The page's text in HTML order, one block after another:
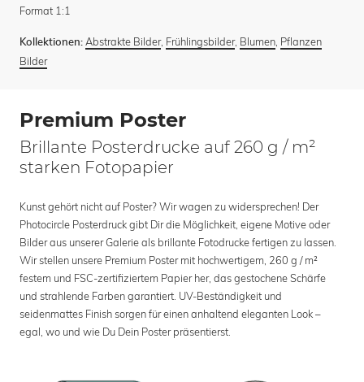
Format 1:1
Kollektionen: Abstrakte Bilder, Frühlingsbilder, Blumen Pflanzen
Bilder
Premium Poster
Brillante Posterdrucke auf 260 g / m²
starken Fotopapier
Kunst gehört nicht auf Poster? Wir wagen zu widersprechen! Der
Photocircle Posterdruck gibt Dir die Möglichkeit, eigene Motive oder
Bilder aus unserer Galerie als brillante Fotodrucke fertigen zu lassen.
Wir stellen unsere Premium Poster mit hochwertigem, 260 g / m²
festem und FSC-zertifiziertem Papier her, das gestochene Schärfe
und strahlende Farben garantiert. UV-Beständigkeit und
seidenmattes Finish sorgen für einen anhaltend eleganten Look –
egal, wo und wie Du Dein Poster präsentierst.